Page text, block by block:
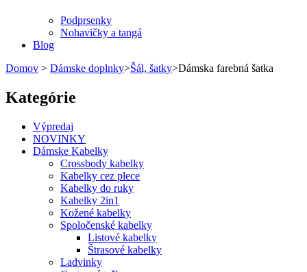
Podprsenky
Nohavičky a tangá
Blog
Domov > Dámske doplnky>Šál, šatky>Dámska farebná šatka
Kategórie
Výpredaj
NOVINKY
Dámske Kabelky
Crossbody kabelky
Kabelky cez plece
Kabelky do ruky
Kabelky 2in1
Kožené kabelky
Spoločenské kabelky
Listové kabelky
Štrasové kabelky
Ladvinky